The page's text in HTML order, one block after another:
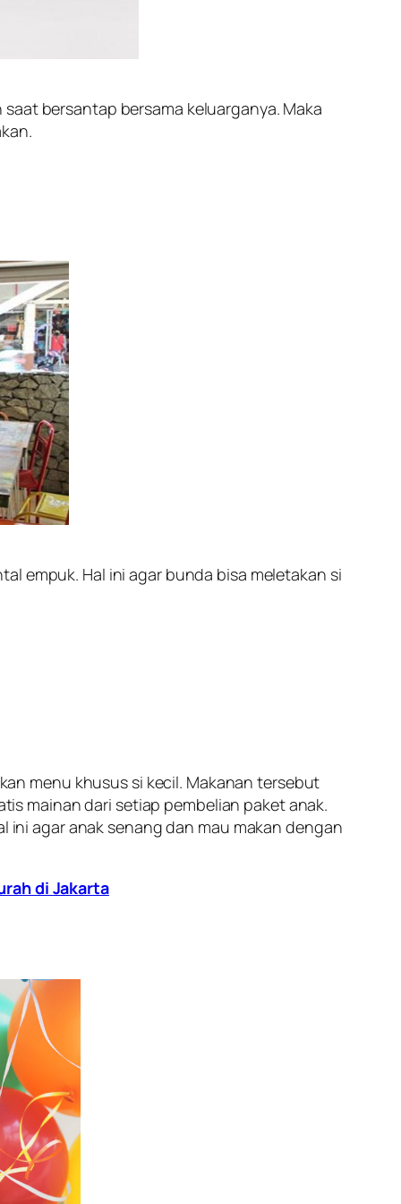
bersantap bersama keluarganya. Maka
empuk. Hal ini agar bunda bisa meletakan si
menu khusus si kecil. Makanan tersebut
mainan dari setiap pembelian paket anak.
agar anak senang dan mau makan dengan
di Jakarta